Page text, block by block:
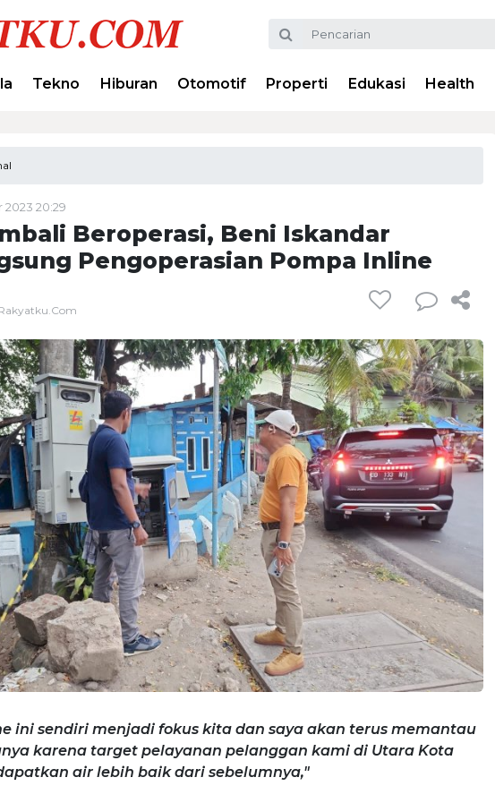
Tekno Hiburan Otomotif Properti Edukasi Health
20:29
Beroperasi, Beni Iskandar
Pengoperasian Pompa Inline
ini sendiri menjadi fokus kita dan saya akan terus memantau
karena target pelayanan pelanggan kami di Utara Kota
air lebih baik dari sebelumnya,"